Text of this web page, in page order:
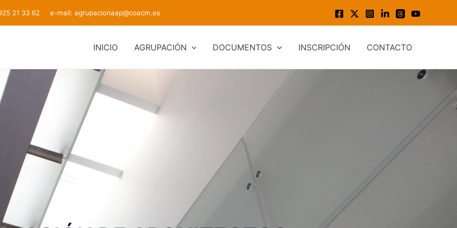
21 33 62 e-mail: agrupacionaap@coacm.es
INICIO AGRUPACIÓN DOCUMENTOS INSCRIPCIÓN CONTACTO